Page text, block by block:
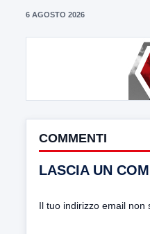
6 AGOSTO 2026
COMMENTI
LASCIA UN
Il tuo indirizzo email non